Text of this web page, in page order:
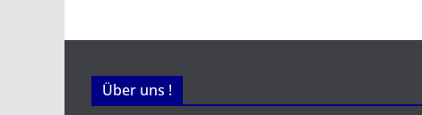
Über uns !